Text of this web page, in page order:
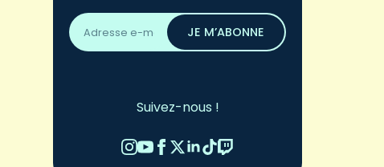
Adresse
email
*
JE M’ABONNE
Suivez-nous !